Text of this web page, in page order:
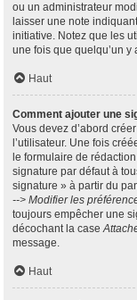
ou un administrateur
laisser une note
initiative. Notez que les
une fois que quelqu’un y
Haut
Comment ajouter une
Vous devez d’abord
l’utilisateur. Une fois
le formulaire de
signature par défaut à
signature » à partir du
--> Modifier les
toujours empêcher une
décochant la case
message.
Haut